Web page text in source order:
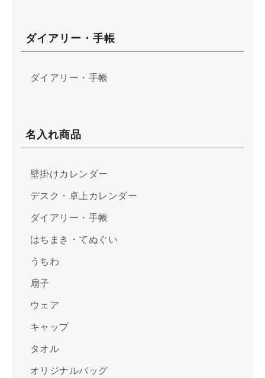
ダイアリー・手帳
ダイアリー・手帳
名入れ商品
壁掛けカレンダー
デスク・卓上カレンダー
ダイアリー・手帳
はちまき・てぬぐい
うちわ
扇子
ウェア
キャップ
タオル
オリジナルバッグ